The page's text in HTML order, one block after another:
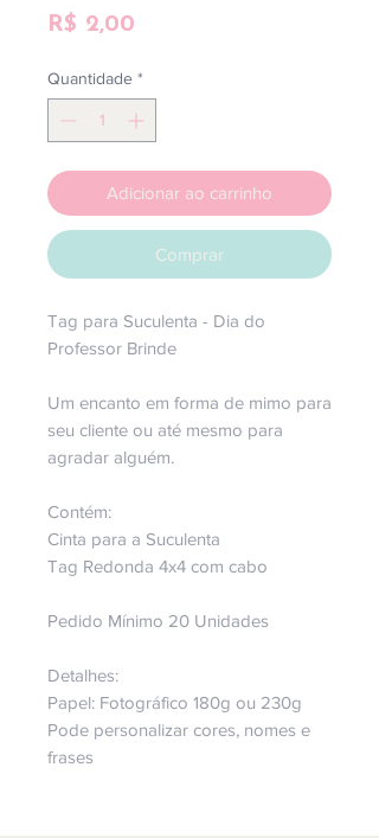
R$ 2,00
Quantidade *
Adicionar ao carrinho
Comprar
Tag para Suculenta - Dia do
Professor Brinde
Um encanto em forma de mimo para
seu cliente ou até mesmo para
agradar alguém.
Contém:
Cinta para a Suculenta
Tag Redonda 4x4 com cabo
Pedido Mínimo 20 Unidades
Detalhes:
Papel: Fotográfico 180g ou 230g
Pode personalizar cores, nomes e
frases